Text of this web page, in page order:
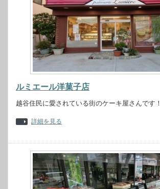
ルミエール洋菓子店
越谷住民に愛されている街のケーキ屋さんです！
詳細を見る